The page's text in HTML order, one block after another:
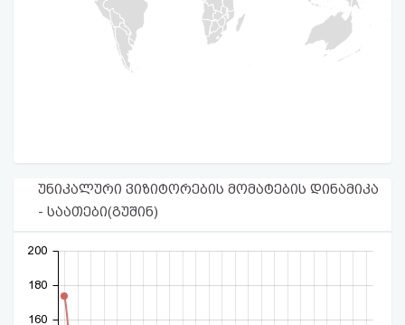
უნიკალური ვიზიტორების მომატების დინამიკა
- საათები(გუშინ)
160
180
200